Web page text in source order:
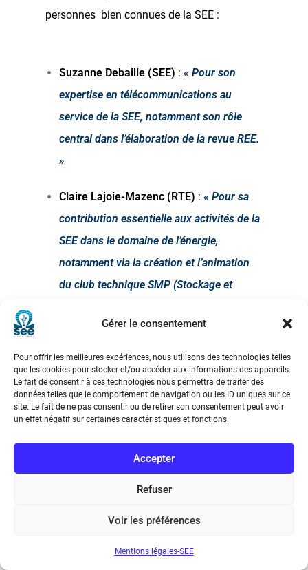
Gérer le consentement
Pour offrir les meilleures expériences, nous utilisons des technologies telles
que les cookies pour stocker et/ou accéder aux informations des appareils.
Le fait de consentir à ces technologies nous permettra de traiter des
données telles que le comportement de navigation ou les ID uniques sur ce
site. Le fait de ne pas consentir ou de retirer son consentement peut avoir
un effet négatif sur certaines caractéristiques et fonctions.
Accepter
Refuser
Voir les préférences
Mentions légales-SEE
personnes bien connues de la SEE :
Suzanne Debaille (SEE) : « Pour son
expertise en télécommunications au
service de la SEE, notamment son rôle
central dans l’élaboration de la revue REE.
»
Claire Lajoie-Mazenc (RTE) : « Pour sa
contribution essentielle aux activités de la
SEE dans le domaine de l’énergie,
notamment via la création et l’animation
du club technique SMP (Stockage et
Présenté par leGénéral Walter Arnaud,
Président du jury, ce prix a été remis par le
lors de la soirée, àPhilippe Collette et
Thibaud Daheron (Commissariat au
Numérique de Défense)pour le projet